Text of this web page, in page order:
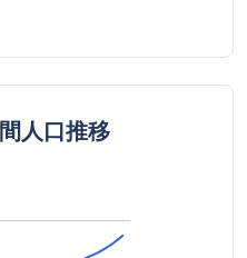
人口推移